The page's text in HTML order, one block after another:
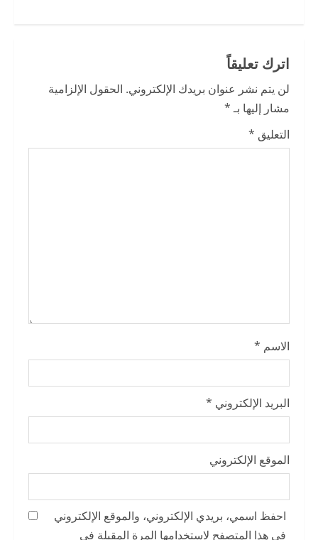
u
e
R
اترك تعليقاً
لن يتم نشر عنوان بريدك الإلكتروني. الحقول الإلزامية
مشار إليها بـ*
التعليق *
الاسم *
البريد الإلكتروني *
الموقع الإلكتروني
احفظ اسمي، بريدي الإلكتروني، والموقع الإلكتروني
في هذا المتصفح لاستخدامها المرة المقبلة في